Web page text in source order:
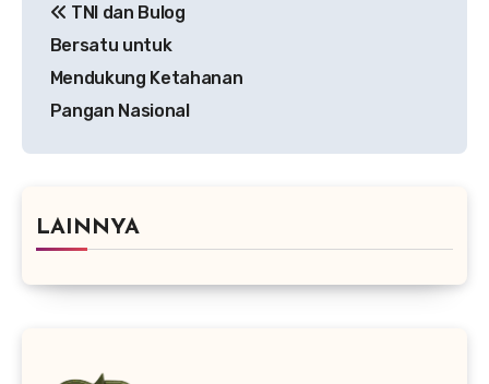
pos
TNI dan Bulog
Bersatu untuk
Mendukung Ketahanan
Pangan Nasional
LAINNYA